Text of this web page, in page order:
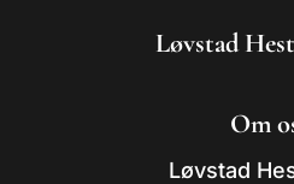
Løvstad
- Powered by
Om
Løvstad